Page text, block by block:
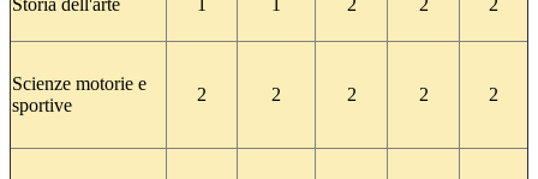
Storia dell'arte 1 1 2 2 2
Scienze motorie e
sportive
2 2 2 2 2